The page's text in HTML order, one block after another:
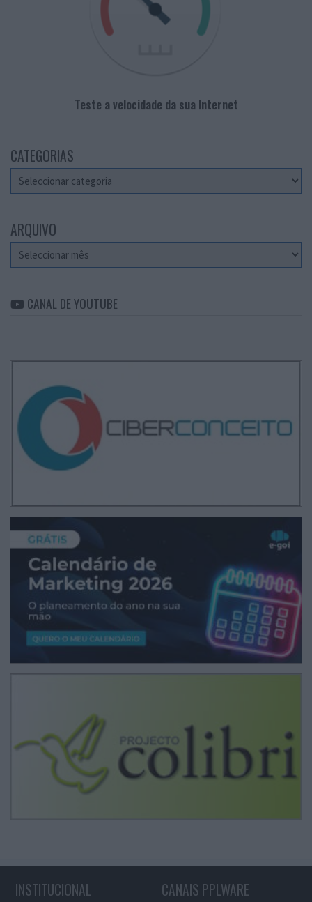
Teste a velocidade da sua Internet
CATEGORIAS
Categorias
ARQUIVO
Arquivo
CANAL DE YOUTUBE
INSTITUCIONAL CANAIS PPLWARE